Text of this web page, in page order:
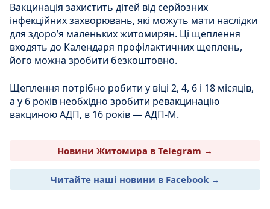
Вакцинація захистить дітей від серйозних
інфекційних захворювань, які можуть мати наслідки
для здоро’я маленьких житомирян. Ці щеплення
входять до Календаря профілактичних щеплень,
його можна зробити безкоштовно.
Щеплення потрібно робити у віці 2, 4, 6 і 18 місяців,
а у 6 років необхідно зробити ревакцинацію
вакциною АДП, в 16 років — АДП-М.
Новини Житомира в Telegram →
Читайте наші новини в Facebook →